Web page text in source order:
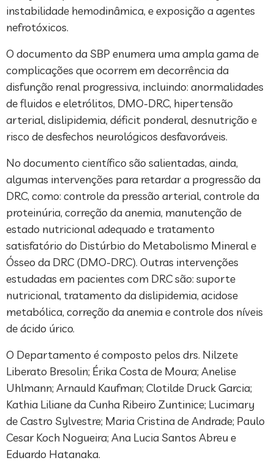
instabilidade hemodinâmica, e exposição a agentes
nefrotóxicos.
O documento da SBP enumera uma ampla gama de
complicações que ocorrem em decorrência da
disfunção renal progressiva, incluindo: anormalidades
de fluidos e eletrólitos, DMO-DRC, hipertensão
arterial, dislipidemia, déficit ponderal, desnutrição e
risco de desfechos neurológicos desfavoráveis.
No documento científico são salientadas, ainda,
algumas intervenções para retardar a progressão da
DRC, como: controle da pressão arterial, controle da
proteinúria, correção da anemia, manutenção de
estado nutricional adequado e tratamento
satisfatório do Distúrbio do Metabolismo Mineral e
Ósseo da DRC (DMO-DRC). Outras intervenções
estudadas em pacientes com DRC são: suporte
nutricional, tratamento da dislipidemia, acidose
metabólica, correção da anemia e controle dos níveis
de ácido úrico.
O Departamento é composto pelos drs. Nilzete
Liberato Bresolin; Érika Costa de Moura; Anelise
Uhlmann; Arnauld Kaufman; Clotilde Druck Garcia;
Kathia Liliane da Cunha Ribeiro Zuntinice; Lucimary
de Castro Sylvestre; Maria Cristina de Andrade; Paulo
Cesar Koch Nogueira; Ana Lucia Santos Abreu e
Eduardo Hatanaka.